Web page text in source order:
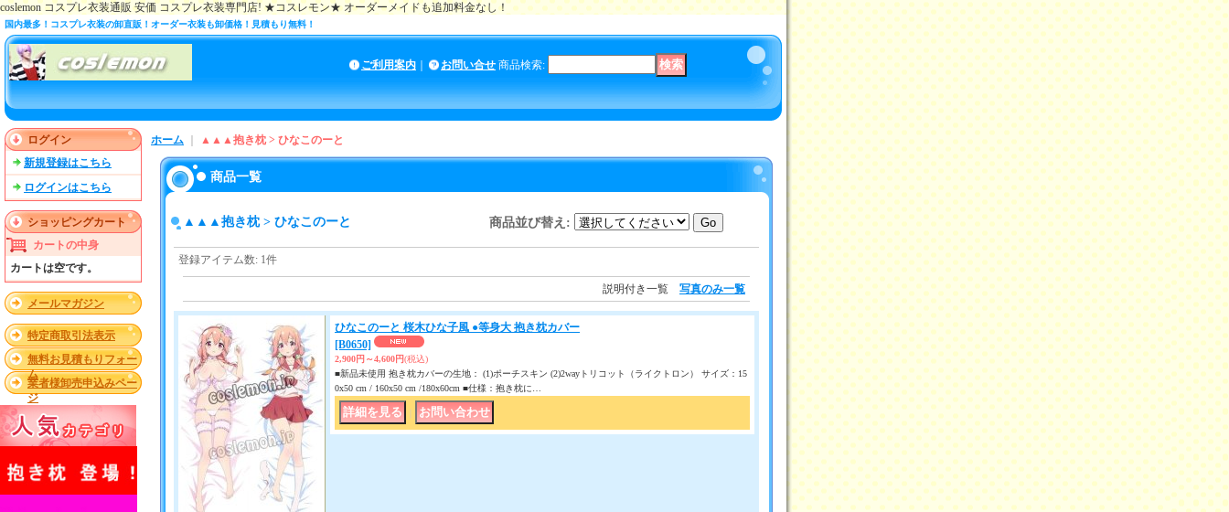
coslemon コスプレ衣装通販 安価 コスプレ衣装専門店! ★コスレモン★ オーダーメイドも追加料金なし！
国内最多！コスプレ衣装の卸直販！オーダー衣装も卸価格！見積もり無料！
ご利用案内 お問い合せ 商品検索:
ログイン
新規登録はこちら
ログインはこちら
ショッピングカート
カートの中身
カートは空です。
メールマガジン
特定商取引法表示
無料お見積もりフォー
ム
業者様卸売申込みペー
ジ
ホーム ▲▲▲抱き枕 > ひなこのーと
商品一覧
▲▲▲抱き枕 > ひなこのーと 商品並び替え :
登録アイテム数: 1件
説明付き一覧 写真のみ一覧
ひなこのーと 桜木ひな子風 ●等身大 抱き枕カバー
[B0650]
2,900円～4,600円(税込)
■新品未使用 抱き枕カバーの生地： (1)ポーチスキン (2)2wayトリコット（ライクトロン） サイズ：15
0x50 cm / 160x50 cm /180x60cm ■仕様：抱き枕に…